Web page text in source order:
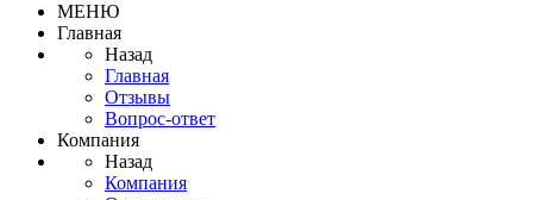
МЕНЮ
Главная
Назад
Главная
Отзывы
Вопрос-ответ
Компания
Назад
Компания